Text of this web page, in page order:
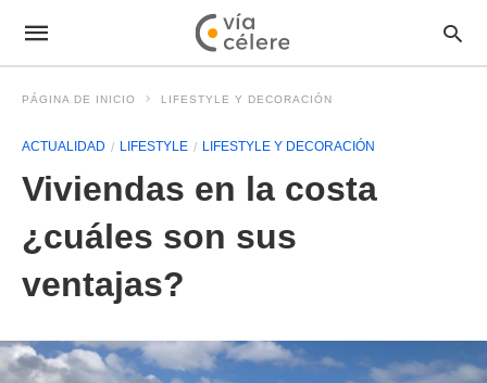
PÁGINA DE INICIO LIFESTYLE Y DECORACIÓN
ACTUALIDAD LIFESTYLE LIFESTYLE Y DECORACIÓN
Viviendas en la costa
¿cuáles son sus
ventajas?